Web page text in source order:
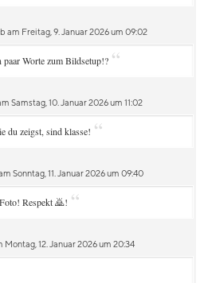
am Freitag, 9. Januar 2026 um 09:02
Worte zum Bildsetup!? “
Samstag, 10. Januar 2026 um 11:02
du zeigst, sind klasse! “
Sonntag, 11. Januar 2026 um 09:40
Respekt 🙇! “
Montag, 12. Januar 2026 um 20:34